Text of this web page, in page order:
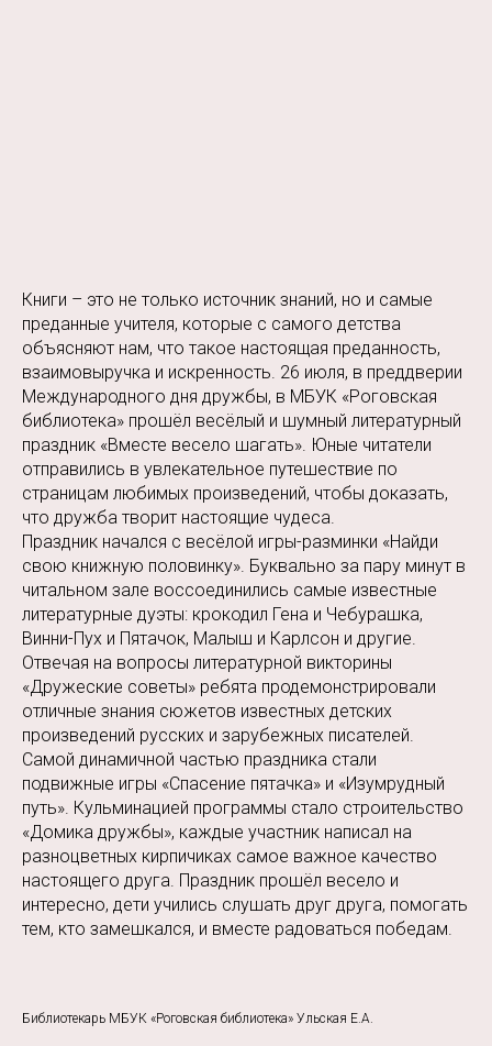
Книги – это не только источник знаний, но и самые
преданные учителя, которые с самого детства
объясняют нам, что такое настоящая преданность,
взаимовыручка и искренность. 26 июля, в преддверии
Международного дня дружбы, в МБУК «Роговская
библиотека» прошёл весёлый и шумный литературный
праздник «Вместе весело шагать». Юные читатели
отправились в увлекательное путешествие по
страницам любимых произведений, чтобы доказать,
что дружба творит настоящие чудеса.
Праздник начался с весёлой игры-разминки «Найди
свою книжную половинку». Буквально за пару минут в
читальном зале воссоединились самые известные
литературные дуэты: крокодил Гена и Чебурашка,
Винни-Пух и Пятачок, Малыш и Карлсон и другие.
Отвечая на вопросы литературной викторины
«Дружеские советы» ребята продемонстрировали
отличные знания сюжетов известных детских
произведений русских и зарубежных писателей.
Самой динамичной частью праздника стали
подвижные игры «Спасение пятачка» и «Изумрудный
путь». Кульминацией программы стало строительство
«Домика дружбы», каждые участник написал на
разноцветных кирпичиках самое важное качество
настоящего друга. Праздник прошёл весело и
интересно, дети учились слушать друг друга, помогать
тем, кто замешкался, и вместе радоваться победам.
Библиотекарь МБУК «Роговская библиотека» Ульская Е.А.